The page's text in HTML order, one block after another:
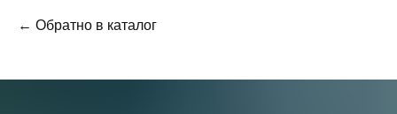
← Обратно в каталог